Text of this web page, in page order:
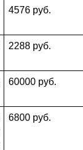
4576 руб.
2288 руб.
60000 руб.
6800 руб.